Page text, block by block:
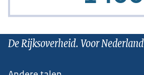
De Rijksoverheid. Voor Nederland